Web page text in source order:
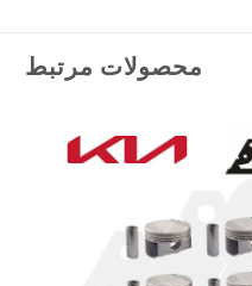
محصولات مرتبط